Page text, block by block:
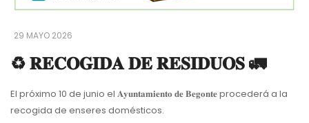
29 MAYO 2026
♻️ 𝐑𝐄𝐂𝐎𝐆𝐈𝐃𝐀 𝐃𝐄 𝐑𝐄𝐒𝐈𝐃𝐔𝐎𝐒 🚛
El próximo 10 de junio el 𝐀𝐲𝐮𝐧𝐭𝐚𝐦𝐢𝐞𝐧𝐭𝐨 𝐝𝐞 𝐁𝐞𝐠𝐨𝐧𝐭𝐞 procederá a la
recogida de enseres domésticos.